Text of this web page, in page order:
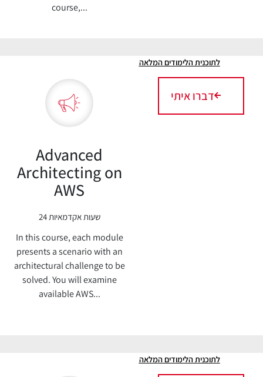
course,...
Advanced
Architecting on
AWS
24 שעות אקדמאיות
In this course, each module
presents a scenario with an
architectural challenge to be
solved. You will examine
available AWS...
לתוכנית הלימודים המלאה
דברו איתי
לתוכנית הלימודים המלאה